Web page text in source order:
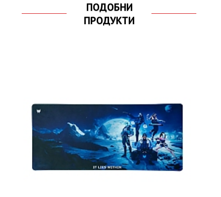
ПОДОБНИ
ПРОДУКТИ